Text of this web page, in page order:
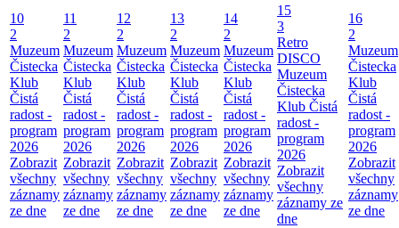
10
2
Muzeum
Čistecka
Klub
Čistá
radost -
program
2026
Zobrazit
všechny
záznamy
ze dne
11
2
Muzeum
Čistecka
Klub
Čistá
radost -
program
2026
Zobrazit
všechny
záznamy
ze dne
12
2
Muzeum
Čistecka
Klub
Čistá
radost -
program
2026
Zobrazit
všechny
záznamy
ze dne
13
2
Muzeum
Čistecka
Klub
Čistá
radost -
program
2026
Zobrazit
všechny
záznamy
ze dne
14
2
Muzeum
Čistecka
Klub
Čistá
radost -
program
2026
Zobrazit
všechny
záznamy
ze dne
15
3
Retro
DISCO
Muzeum
Čistecka
Klub Čistá
radost -
program
2026
Zobrazit
všechny
záznamy ze
dne
16
2
Muzeum
Čistecka
Klub
Čistá
radost -
program
2026
Zobrazit
všechny
záznamy
ze dne